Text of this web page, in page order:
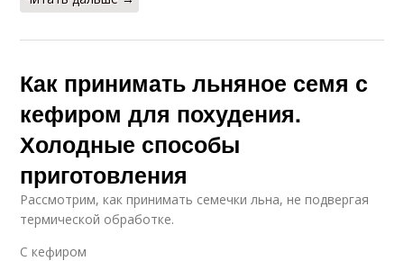
Как принимать льняное семя с
кефиром для похудения.
Холодные способы
приготовления
Рассмотрим, как принимать семечки льна, не подвергая
термической обработке.
С кефиром